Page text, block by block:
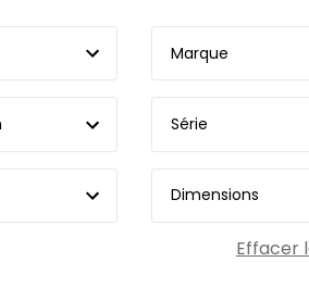
Marque
Série
Dimensions
Effacer